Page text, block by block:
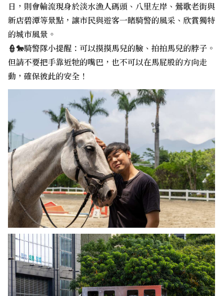
日，則會輪流現身於淡水漁人碼頭、八里左岸、鶯歌老街與
新店碧潭等景點，讓市民與遊客一睹騎警的風采、欣賞獨特
的城市風景。
👮🐎騎警隊小提醒：可以摸摸馬兒的臉、拍拍馬兒的脖子。
但請不要把手靠近牠的嘴巴，也不可以在馬屁股的方向走
動，確保彼此的安全！